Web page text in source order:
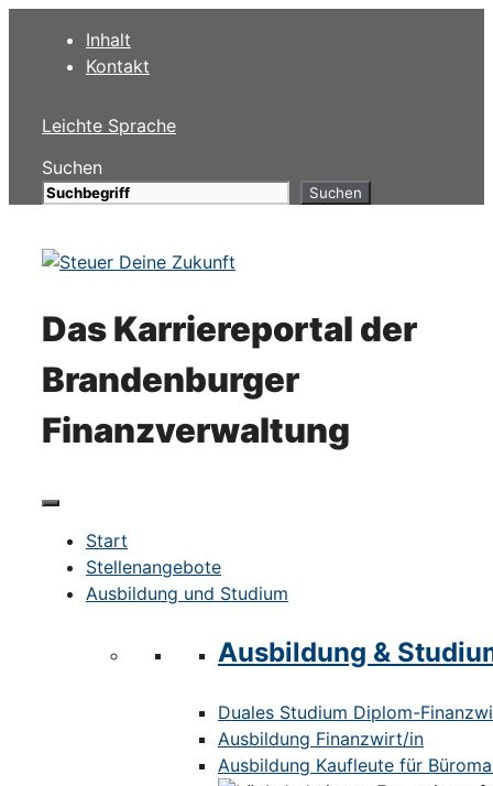
springen
Inhalt
Kontakt
Leichte Sprache
Suchen
Suchen
Das Karriereportal der
Brandenburger
Finanzverwaltung
Start
Stellenangebote
Ausbildung und Studium
Ausbildung &
Duales Studium Diplom-
Ausbildung Finanzwirt/in
Ausbildung Kaufleute für